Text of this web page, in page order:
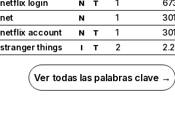
netflix login
N T 1
net
N 1
netflix account
N T 1
stranger things
I T 2
Ver todas las palabras clave →